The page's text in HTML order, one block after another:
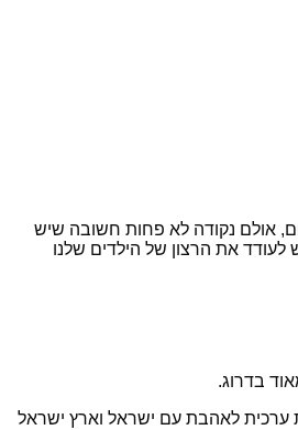
אולם נקודה לא פחות חשובה שיש
לעודד את הרצון של הילדים שלנו
בדרוג.
ערכית לאהבת עם ישראל וארץ ישראל